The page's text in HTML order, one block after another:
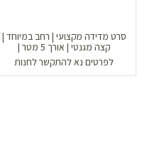
סרט מדידה מקצועי | רחב במיוחד |
קצה מגנטי | אורך 5 מטר |
Milwaukee
לפרטים נא להתקשר לחנות